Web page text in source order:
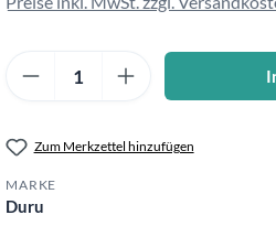
Produkt Anzahl: Gib den
Zum Merkzettel hinzufügen
MARKE
Duru